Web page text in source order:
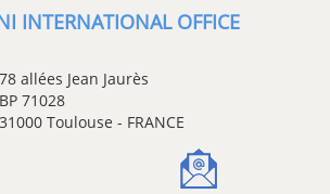
INTERNATIONAL OFFICE
78 allées Jean Jaurès
BP 71028
31000 Toulouse - FRANCE